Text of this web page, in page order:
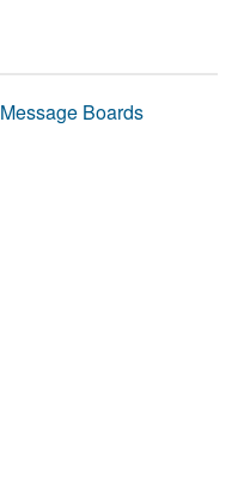
Message Boards